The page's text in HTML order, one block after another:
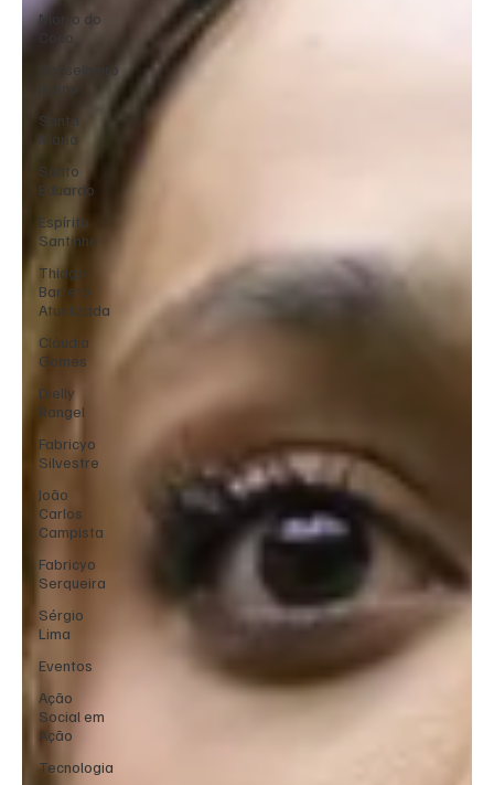
Morro do
Coco
Conselheiro
Josino
Santa
Maria
Santo
Eduardo
Espírito
Santinho
Thiago
Barreto
Atualizada
Cláudia
Gomes
Dielly
Rangel
Fabricyo
Silvestre
João
Carlos
Campista
Fabricyo
Serqueira
Sérgio
Lima
Eventos
Ação
Social em
Ação
Tecnologia